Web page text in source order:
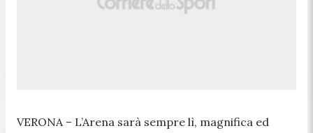
VERONA – L’Arena sarà sempre lì, magnifica ed